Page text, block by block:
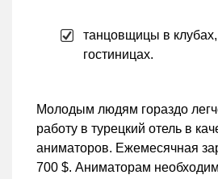
танцовщицы в
гостиницах.
Молодым людям гораздо
работу в турецкий отель в
аниматоров. Ежемесячная
700 $. Аниматорам